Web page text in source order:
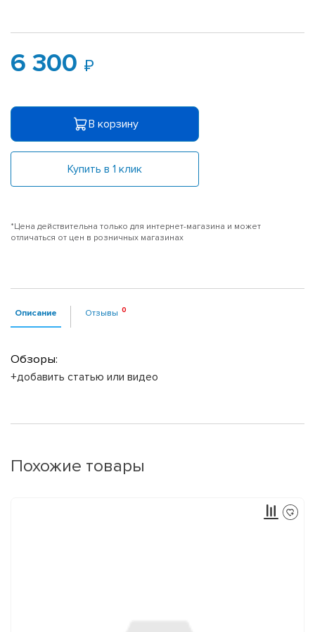
6 300
В корзину
Купить в 1 клик
*Цена действительна только для интернет-магазина и может
отличаться от цен в розничных магазинах
Описание Отзывы
Обзоры:
+добавить статью или видео
Похожие товары